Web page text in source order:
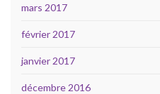
mars 2017
février 2017
janvier 2017
décembre 2016